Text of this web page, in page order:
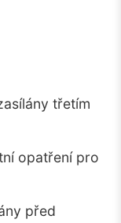
třetím
opatření pro
před